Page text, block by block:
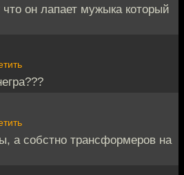
он лапает мужыка который
а собстно трансформеров на